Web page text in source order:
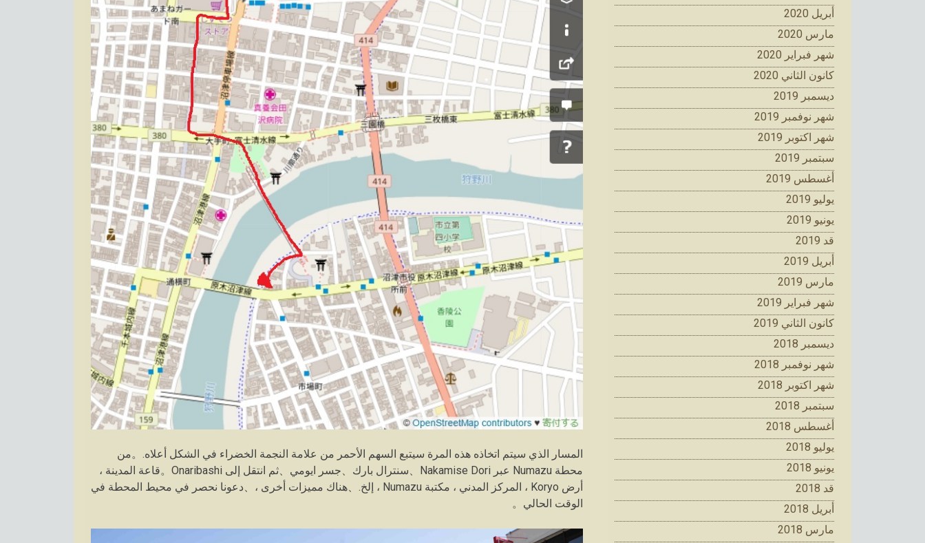
المسار الذي سيتم اتخاذه هذه المرة سيتبع السهم الأحمر من علامة النجمة الخضراء في الشكل أعلاه.。من
محطة Numazu عبر Nakamise Dori、سنترال بارك、جسر ايومي、ثم انتقل إلى Onaribashi。قاعة المدينة ،
أرض Koryo ، المركز المدني ، مكتبة Numazu ، إلخ.、هناك مميزات أخرى ،、دعونا نحصر في محيط المحطة في
الوقت الحالي。
أبريل 2020
مارس 2020
شهر فبراير 2020
كانون الثاني 2020
ديسمبر 2019
شهر نوفمبر 2019
شهر اكتوبر 2019
سبتمبر 2019
أغسطس 2019
يوليو 2019
يونيو 2019
قد 2019
أبريل 2019
مارس 2019
شهر فبراير 2019
كانون الثاني 2019
ديسمبر 2018
شهر نوفمبر 2018
شهر اكتوبر 2018
سبتمبر 2018
أغسطس 2018
يوليو 2018
يونيو 2018
قد 2018
أبريل 2018
مارس 2018